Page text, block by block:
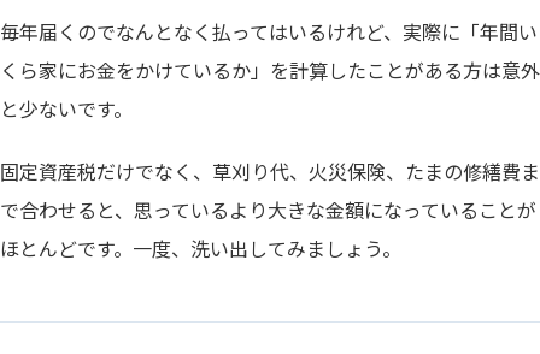
毎年届くのでなんとなく払ってはいるけれど、実際に「年間い
くら家にお金をかけているか」を計算したことがある方は意外
と少ないです。
固定資産税だけでなく、草刈り代、火災保険、たまの修繕費ま
で合わせると、思っているより大きな金額になっていることが
ほとんどです。一度、洗い出してみましょう。